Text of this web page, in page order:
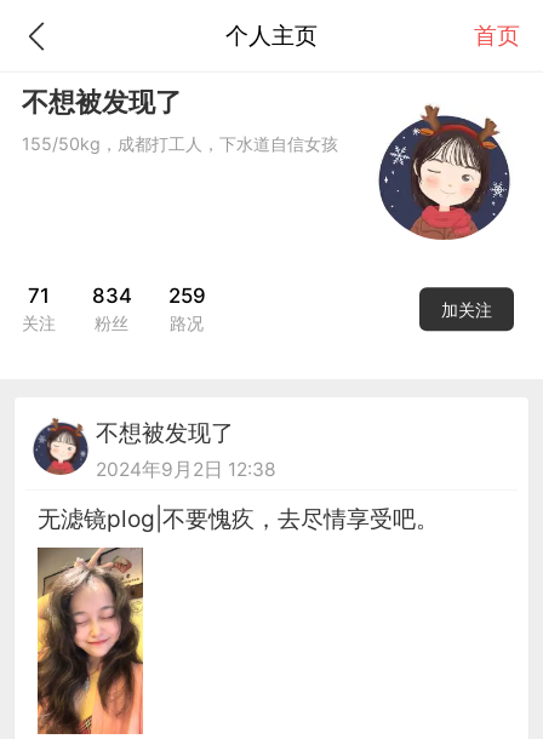
个人主页 首页
不想被发现了
155/50kg，成都打工人，下水道自信女孩
71
关注
834
粉丝
259
路况
加关注
不想被发现了
2024年9月2日 12:38
无滤镜plog|不要愧疚，去尽情享受吧。